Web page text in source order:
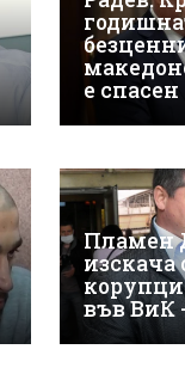
е спасен
Пламен
изскача
във ВиК